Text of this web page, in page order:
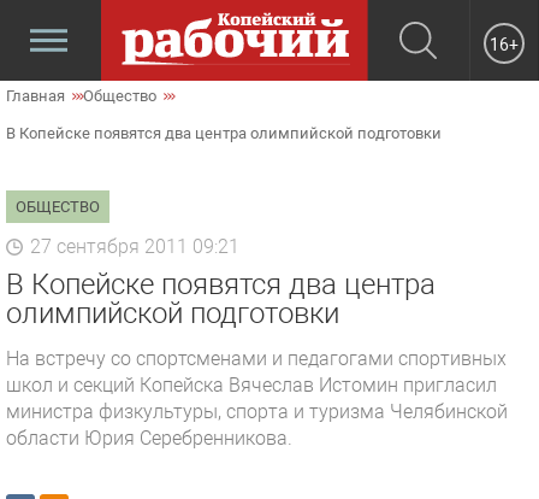
16+
Главная Общество
В Копейске появятся два центра олимпийской подготовки
ОБЩЕСТВО
27 сентября 2011 09:21
В Копейске появятся два центра
олимпийской подготовки
На встречу со спортсменами и педагогами спортивных
школ и секций Копейска Вячеслав Истомин пригласил
министра физкультуры, спорта и туризма Челябинской
области Юрия Серебренникова.